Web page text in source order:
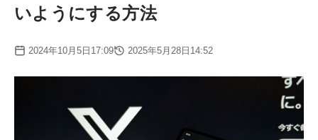
いようにする方法
2024年10月5日17:09 2025年5月28日14:52